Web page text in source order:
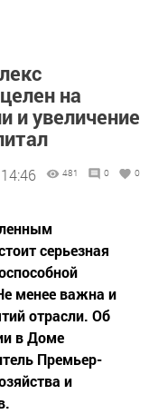
на
и увеличение
481 0 0
серьезная
менее важна и
отрасли. Об
в Доме
Премьер-
и